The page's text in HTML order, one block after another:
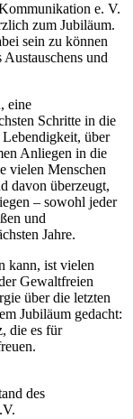
e. V.
zum Jubiläum.
sein zu können
und
eine
Schritte in die
über
Anliegen in die
vielen Menschen
davon überzeugt,
– sowohl jeder
und
Jahre.
kann, ist vielen
Gewaltfreien
über die letzten
Jubiläum gedacht:
die es für
des